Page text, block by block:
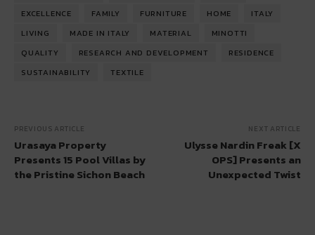
EXCELLENCE
FAMILY FURNITURE HOME
ITALY
LIVING
MADE IN ITALY MATERIAL
MINOTTI
QUALITY
RESEARCH AND DEVELOPMENT
RESIDENCE
SUSTAINABILITY
TEXTILE
PREVIOUS ARTICLE
Urasaya Property
Presents 15 Pool Villas by
the Pristine Sichon Beach
NEXT ARTICLE
Ulysse Nardin Freak [X
OPS] Presents an
Unexpected Twist